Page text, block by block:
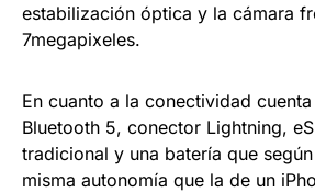
estabilización óptica y la cámara
7megapixeles.
En cuanto a la conectividad
Bluetooth 5, conector Lightning,
tradicional y una batería que
misma autonomía que la de un